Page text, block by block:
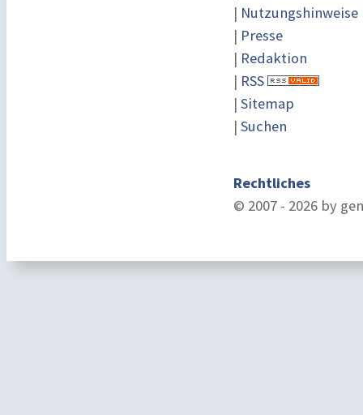
| Nutzungshinweise
| Presse
| Redaktion
| RSS
| Sitemap
| Suchen
Rechtliches
© 2007 - 2026 by